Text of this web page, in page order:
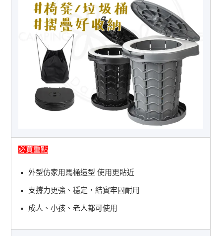
必買重點
外型仿家用馬桶造型 使用更貼近
支撐力更強、穩定，結實牢固耐用
成人、小孩、老人都可使用